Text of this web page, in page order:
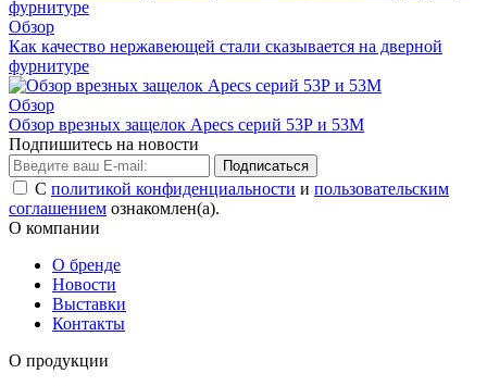
Обзор
Как качество нержавеющей стали сказывается на дверной
фурнитуре
Обзор
Обзор врезных защелок Apecs серий 53Р и 53М
Подпишитесь на новости
Подписаться
С политикой конфиденциальности и пользовательским
соглашением ознакомлен(а).
О компании
О бренде
Новости
Выставки
Контакты
О продукции